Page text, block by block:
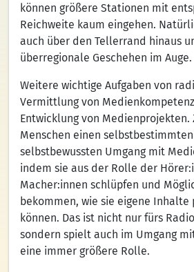
können größere Stationen mit
Reichweite kaum eingehen.
auch über den Tellerrand hinaus
überregionale Geschehen im Auge.
Weitere wichtige Aufgaben von
Vermittlung von
Entwicklung von Medienprojekten.
Menschen einen
selbstbewussten Umgang mit
indem sie aus der Rolle der
Macher:innen schlüpfen und
bekommen, wie sie eigene Inhalte
können. Das ist nicht nur fürs
sondern spielt auch im Umgang
eine immer größere Rolle.